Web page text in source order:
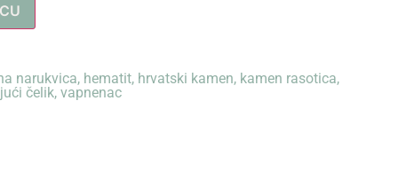
narukvica, hematit, hrvatski kamen, kamen rasotica,
čelik, vapnenac